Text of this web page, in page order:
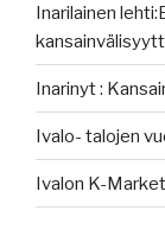
Inarilainen
Inarinyt :
Ivalo- talojen
Ivalon K-